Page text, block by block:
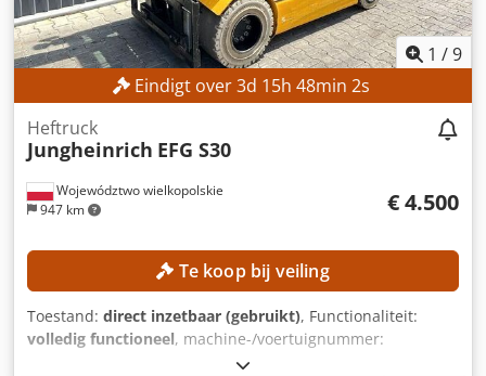
1 /9
Eindigt over3d 15h 47min 59s
Województwo wielkopolskie
947 km
Heftruck
Jungheinrich EFG S30
€ 4.500
Te koop bij veiling
Toestand: direct inzetbaar (gebruikt), Functionaliteit:
volledig functioneel, machine-/voertuignummer:
, bedrijfsturen: